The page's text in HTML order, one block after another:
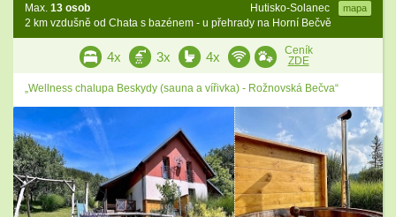
Hutisko-Solanec mapa
Max. 13 osob
2 km vzdušně od Chata s bazénem - u přehrady na Horní Bečvě
4x 3x 4x
Ceník
ZDE
„Wellness chalupa Beskydy (sauna a vířivka) - Rožnovská Bečva“